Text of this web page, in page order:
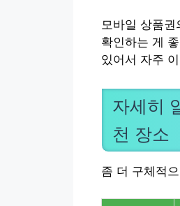
모바일 상품
확인하는 게
있어서 자주
자세히
천 장소
좀 더 구체적